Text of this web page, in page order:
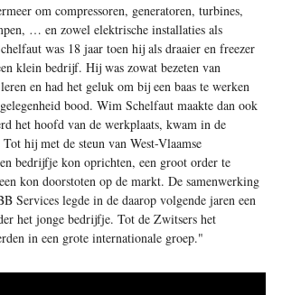
om compressoren, generatoren, turbines,
… en zowel elektrische installaties als
was 18 jaar toen hij als draaier en freezer
klein bedrijf. Hij was zowat bezeten van
en had het geluk om bij een baas te werken
bood. Wim Schelfaut maakte dan ook
het hoofd van de werkplaats, kwam in de
hij met de steun van West-Vlaamse
bedrijfje kon oprichten, een groot order te
kon doorstoten op de markt. De samenwerking
Services legde in de daarop volgende jaren een
het jonge bedrijfje. Tot de Zwitsers het
in een grote internationale groep."